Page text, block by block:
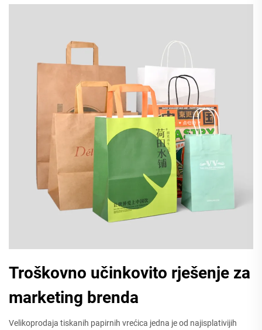
Troškovno učinkovito rješenje za
marketing brenda
Velikoprodaja tiskanih papirnih vrećica jedna je od najisplativijih